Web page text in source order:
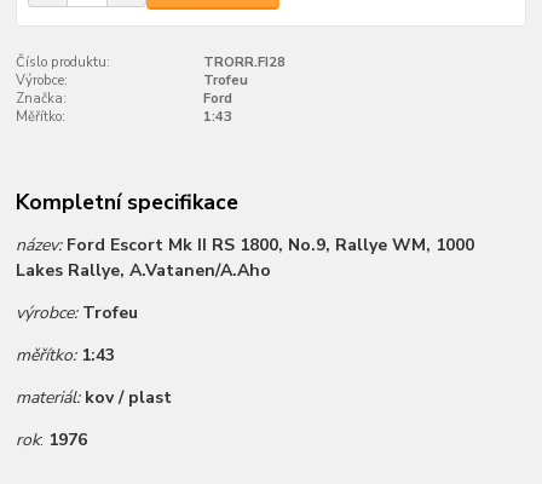
Číslo produktu:
TRORR.FI28
Výrobce:
Trofeu
Značka:
Ford
Měřítko:
1:43
Kompletní specifikace
název: Ford Escort Mk II RS 1800, No.9, Rallye WM, 1000
Lakes Rallye, A.Vatanen/A.Aho
výrobce: Trofeu
měřítko: 1:43
materiál: kov / plast
rok: 1976